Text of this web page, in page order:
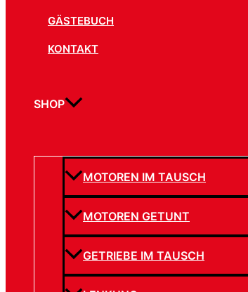
GÄSTEBUCH
KONTAKT
SHOP
MOTOREN IM TAUSCH
MOTOREN GETUNT
GETRIEBE IM TAUSCH